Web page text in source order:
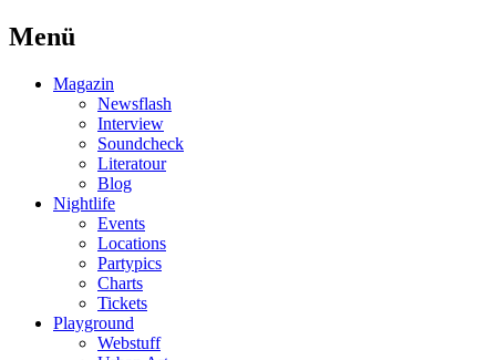
Menü
Magazin
Newsflash
Interview
Soundcheck
Literatour
Blog
Nightlife
Events
Locations
Partypics
Charts
Tickets
Playground
Webstuff